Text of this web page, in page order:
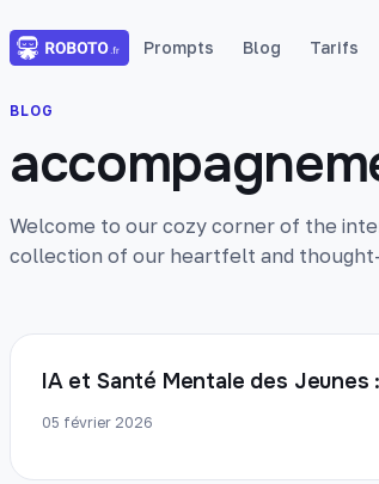
Prompts Blog Tarifs
BLOG
Welcome to our cozy corner of the
collection of our heartfelt and
IA et Santé Mentale des
05 février 2026